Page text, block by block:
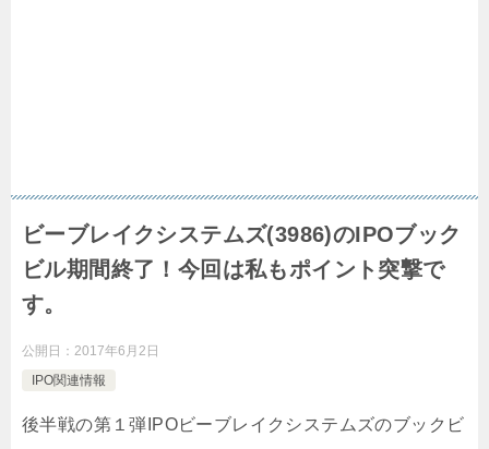
ビーブレイクシステムズ(3986)のIPOブック
ビル期間終了！今回は私もポイント突撃で
す。
公開日： 2017年6月2日
IPO関連情報
後半戦の第１弾IPOビーブレイクシステムズのブックビ